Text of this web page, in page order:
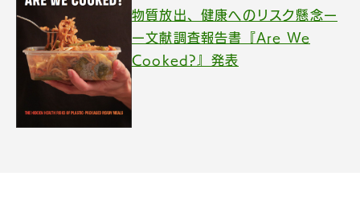
物質放出、健康へのリスク懸念ー
ー文献調査報告書『Are We
Cooked?』発表